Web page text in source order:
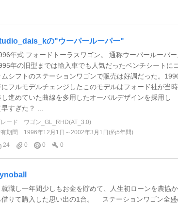
の"ウーパールーパー"
年式 フォードトーラスワゴン。 通称ウーパールーパー
年の旧型までは輸入車でも人気だったベンチシートに
ムシフトのステーションワゴンで販売は好調だった。
にフルモデルチェンジしたこのモデルはフォード社が当時
し進めていた曲線を多用したオーバルデザインを採用し
すぎた？ ...
ード
ワゴン_GL_RHD(AT_3.0)
期間
1996年12月1日～2002年3月1日(約5年間)
24
0 0 0
職し一年間少しもお金を貯めて、人生初ローンを農協か
借りて購入した思い出の1台。 ステーションワゴン全